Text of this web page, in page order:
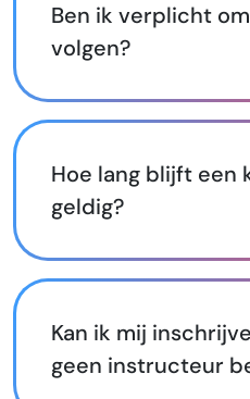
Ben ik verplicht om
volgen?
Hoe lang blijft een
geldig?
Kan ik mij
geen instructeur